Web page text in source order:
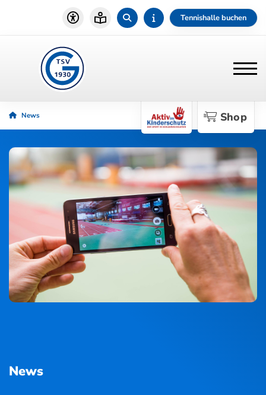
Tennishalle buchen
Shop
News
News